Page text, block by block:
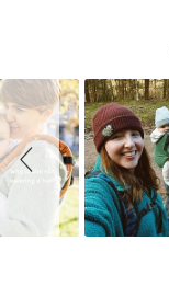
i
d
e
s
h
o